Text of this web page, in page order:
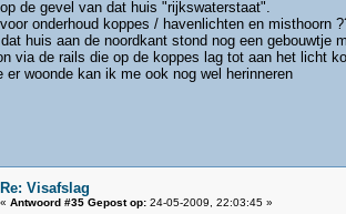
de gevel van dat huis "rijkswaterstaat".
onderhoud koppes / havenlichten en misthoorn
huis aan de noordkant stond nog een gebouwtje
via de rails die op de koppes lag tot aan het licht
er woonde kan ik me ook nog wel herinneren
Re: Visafslag
« Antwoord #35 Gepost op:24-05-2009, 22:03:45 »